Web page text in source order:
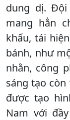
dung dị. Đội
mang hẳn
khấu, tái
bánh, như
nhằn, công
sáng tạo
được tạo
Nam với